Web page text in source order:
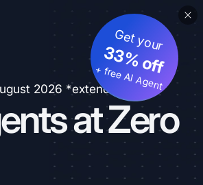
2026 *extended
at Zero
Get your
33% off
+ free AI Agent